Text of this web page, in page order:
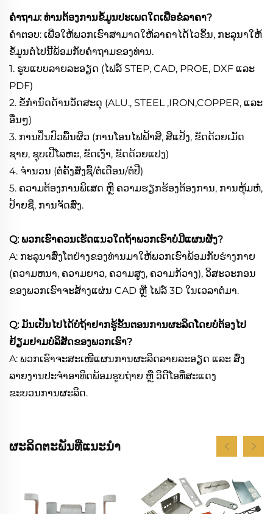
ຄຳຖາມ: ທ່ານຕ້ອງການຂໍ້ມູນປະເພດໃດເພື່ອຂໍລາຄາ?
ຄຳຕອບ: ເພື່ອໃຫ້ພວກເຮົາສາມາດໃຫ້ລາຄາໄດ້ໄວຂຶ້ນ, ກະລຸນາໃຫ້
ຂໍ້ມູນຕໍ່ໄປນີ້ພ້ອມກັບຄຳຖາມຂອງທ່ານ.
1. ຮູບແບບລາຍລະອຽດ (ໄຟລ໌ STEP, CAD, PROE, DXF ແລະ
PDF)
2. ຂໍ້ກຳນົດດ້ານວັດສະດຸ (ALU., STEEL ,IRON,COPPER, ແລະ
ອື່ນໆ)
3. ການປິ່ນປົວພື້ນຜິວ (ການໂອນໄຟຟ້າສີ, ສີແປ້ງ, ຂັດດ້ວຍເມັດ
ຊາຍ, ຊຸບເປີໂລຫະ, ຂັດເງົາ, ຂັດດ້ວຍແປງ)
4. ຈຳນວນ (ຕໍ່ຄັ້ງສັ່ງຊື້/ຕໍ່ເດືອນ/ຕໍ່ປີ)
5. ຄວາມຕ້ອງການພິເສດ ຫຼື ຄວາມຮຽກຮ້ອງຕ້ອງການ, ການຫຸ້ມຫໍ່,
ປ້າຍຊື່, ການຈັດສົ່ງ.
Q: ພວກເຮົາຄວນເຮັດແນວໃດຖ້າພວກເຮົາບໍ່ມີແຜນຜັງ?
A: ກະລຸນາສົ່ງໂຕຢ່າງຂອງທ່ານມາໃຫ້ພວກເຮົາພ້ອມກັບຮ່າງກາຍ
(ຄວາມຫນາ, ຄວາມຍາວ, ຄວາມສູງ, ຄວາມກ້ວາງ), ວິສະວະກອນ
ຂອງພວກເຮົາຈະສ້າງແຜ່ນ CAD ຫຼື ໄຟລ໌ 3D ໃນເວລາຕໍ່ມາ.
Q: ມັນເປັນໄປໄດ້ບໍຖ້າຢາກຮູ້ຂັ້ນຕອນການຜະລິດໂດຍບໍ່ຕ້ອງໄປ
ຢ້ຽມຢາມບໍລິສັດຂອງພວກເຮົາ?
A: ພວກເຮົາຈະສະເໜີແຜນການຜະລິດລາຍລະອຽດ ແລະ ສົ່ງ
ລາຍງານປະຈຳອາທິດພ້ອມຮູບຖ່າຍ ຫຼື ວິດີໂອທີ່ສະແດງ
ຂະບວນການຜະລິດ.
ຜະລິດຕະພັນທີ່ແນະນຳ